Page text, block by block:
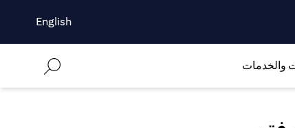
English
والخدمات